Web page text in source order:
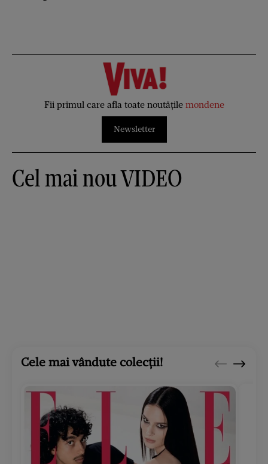
Fii primul care afla toate noutățile mondene
Newsletter
Cel mai nou VIDEO
Cele mai vândute colecții!